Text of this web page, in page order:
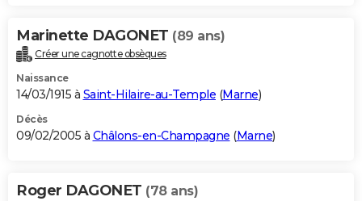
Marinette DAGONET (89 ans)
Créer une cagnotte obsèques
Naissance
14/03/1915 à Saint-Hilaire-au-Temple (Marne)
Décès
09/02/2005 à Châlons-en-Champagne (Marne)
Roger DAGONET (78 ans)